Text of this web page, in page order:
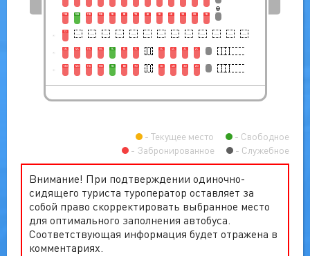
13B 12B 11B 10B 9B 7B 6B 5B 4B 3B 2B 1B
1
13
2
13C 12C 11C 10C 9C 8C 7C 5C 4C 3C 2C
3
13D 12D 11D 10D 9D 8D 7D 5D 4D 3D 2D
Текущее место
Свободное
Забронированное
Служебное
Внимание! При подтверждении одиночно-
сидящего туриста туроператор оставляет за
собой право скорректировать выбранное место
для оптимального заполнения автобуса.
Соответствующая информация будет отражена в
комментариях.